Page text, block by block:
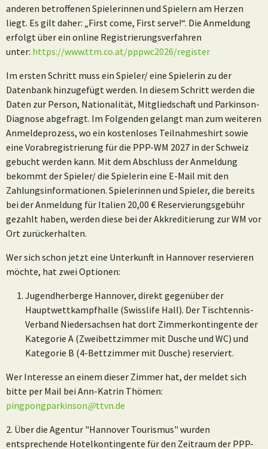
anderen betroffenen Spielerinnen und Spielern am Herzen
liegt. Es gilt daher: „First come, First serve!“. Die Anmeldung
erfolgt über ein online Registrierungsverfahren
unter: https://www.ttm.co.at/pppwc2026/register
Im ersten Schritt muss ein Spieler/ eine Spielerin zu der
Datenbank hinzugefügt werden. In diesem Schritt werden die
Daten zur Person, Nationalität, Mitgliedschaft und Parkinson-
Diagnose abgefragt. Im Folgenden gelangt man zum weiteren
Anmeldeprozess, wo ein kostenloses Teilnahmeshirt sowie
eine Vorabregistrierung für die PPP-WM 2027 in der Schweiz
gebucht werden kann. Mit dem Abschluss der Anmeldung
bekommt der Spieler/ die Spielerin eine E-Mail mit den
Zahlungsinformationen. Spielerinnen und Spieler, die bereits
bei der Anmeldung für Italien 20,00 € Reservierungsgebühr
gezahlt haben, werden diese bei der Akkreditierung zur WM vor
Ort zurückerhalten.
Wer sich schon jetzt eine Unterkunft in Hannover reservieren
möchte, hat zwei Optionen:
Jugendherberge Hannover, direkt gegenüber der
Hauptwettkampfhalle (Swisslife Hall). Der Tischtennis-
Verband Niedersachsen hat dort Zimmerkontingente der
Kategorie A (Zweibettzimmer mit Dusche und WC) und
Kategorie B (4-Bettzimmer mit Dusche) reserviert.
Wer Interesse an einem dieser Zimmer hat, der meldet sich
bitte per Mail bei Ann-Katrin Thömen:
pingpongparkinson@ttvn.de
2. Über die Agentur "Hannover Tourismus" wurden
entsprechende Hotelkontingente für den Zeitraum der PPP-